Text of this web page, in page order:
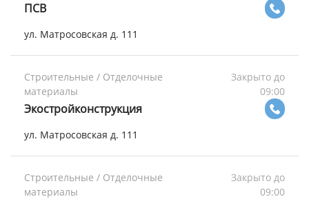
ПСВ
ул. Матросовская д. 111
Строительные / Отделочные
материалы
Закрыто до
09:00
Экостройконструкция
ул. Матросовская д. 111
Строительные / Отделочные
материалы
Закрыто до
09:00